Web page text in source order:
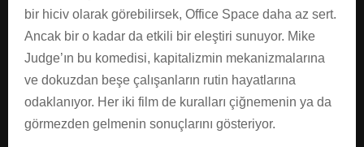
bir hiciv olarak görebilirsek, Office Space daha az sert.
Ancak bir o kadar da etkili bir eleştiri sunuyor. Mike
Judge’ın bu komedisi, kapitalizmin mekanizmalarına
ve dokuzdan beşe çalışanların rutin hayatlarına
odaklanıyor. Her iki film de kuralları çiğnemenin ya da
görmezden gelmenin sonuçlarını gösteriyor.